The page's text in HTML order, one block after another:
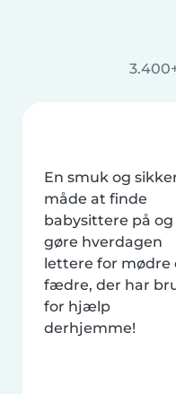
En smuk og
måde at finde
babysittere på og
gøre hverdagen
lettere for mødre
fædre, der har
for hjælp
derhjemme!